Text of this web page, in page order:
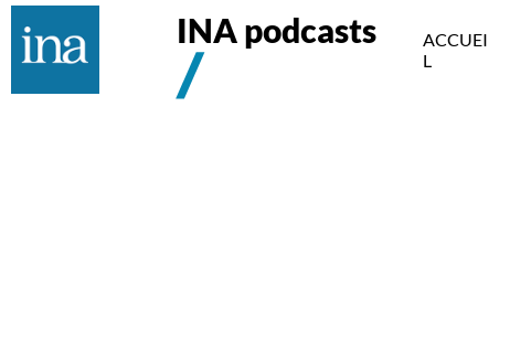
INA podcasts
ACCUEI
L